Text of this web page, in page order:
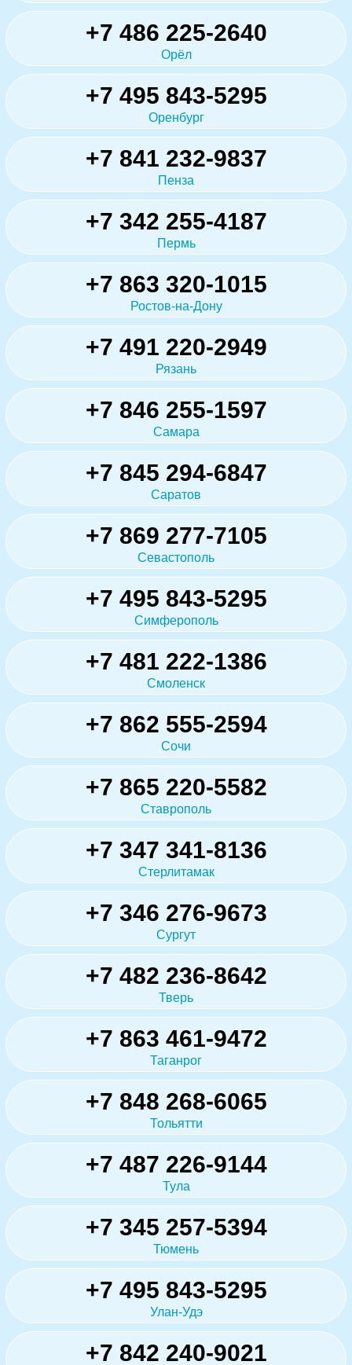
+7 486 225-2640
Орёл
+7 495 843-5295
Оренбург
+7 841 232-9837
Пенза
+7 342 255-4187
Пермь
+7 863 320-1015
Ростов-на-Дону
+7 491 220-2949
Рязань
+7 846 255-1597
Самара
+7 845 294-6847
Саратов
+7 869 277-7105
Севастополь
+7 495 843-5295
Симферополь
+7 481 222-1386
Смоленск
+7 862 555-2594
Сочи
+7 865 220-5582
Ставрополь
+7 347 341-8136
Стерлитамак
+7 346 276-9673
Сургут
+7 482 236-8642
Тверь
+7 863 461-9472
Таганрог
+7 848 268-6065
Тольятти
+7 487 226-9144
Тула
+7 345 257-5394
Тюмень
+7 495 843-5295
Улан-Удэ
+7 842 240-9021